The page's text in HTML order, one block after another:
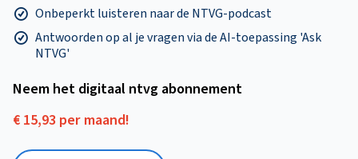
Onbeperkt luisteren naar de NTVG-podcast
Antwoorden op al je vragen via de AI-toepassing 'Ask
NTVG'
Neem het digitaal ntvg abonnement
€ 15,93 per maand!